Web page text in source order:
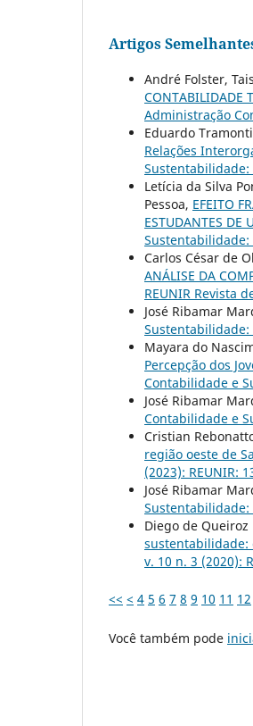
Artigos
André Folster,
Administração
Eduardo
Relações
Sustentabilidade:
Letícia da Silva
Pessoa, EFEITO
ESTUDANTES DE
Sustentabilidade:
Carlos César de
ANÁLISE DA
REUNIR Revista
José Ribamar
Sustentabilidade:
Mayara do
Percepção dos
Contabilidade e
José Ribamar
Contabilidade e
Cristian
região oeste de
(2023): REUNIR:
José Ribamar
Sustentabilidade:
Diego de Queiroz
sustentabilidade:
v. 10 n. 3 (2020):
<< < 4 5 6 7 8 9 10 11 12
Você também pode